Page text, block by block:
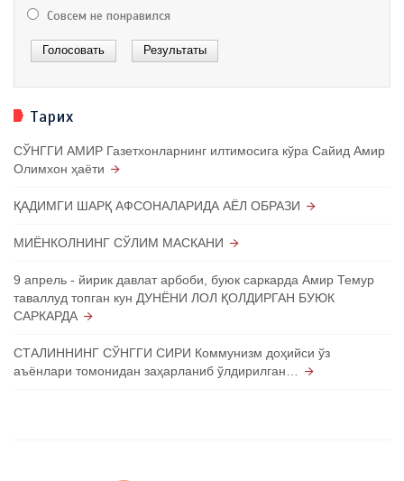
Совсем не понравился
Тарих
СЎНГГИ АМИР Газетхонларнинг илтимосига кўра Сайид Амир
Олимхон ҳаёти
ҚАДИМГИ ШАРҚ АФСОНАЛАРИДА АЁЛ ОБРАЗИ
МИЁНКОЛНИНГ СЎЛИМ МАСКАНИ
9 апрель - йирик давлат арбоби, буюк саркарда Амир Темур
таваллуд топган кун ДУНЁНИ ЛОЛ ҚОЛДИРГАН БУЮК
САРКАРДА
СТАЛИННИНГ СЎНГГИ СИРИ Коммунизм доҳийси ўз
аъёнлари томонидан заҳарланиб ўлдирилган…